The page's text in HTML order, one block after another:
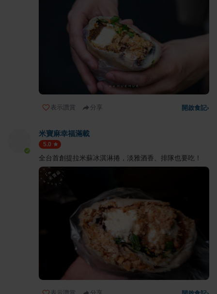
表示讚賞 分享 開啟食記›
米寶麻幸福滿載
5.0
全台首創提拉米蘇冰淇淋捲，淡雅酒香、排隊也要吃！